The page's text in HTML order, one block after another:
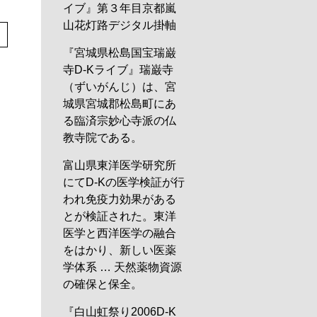
イブ』第３年目京都嵐
山花灯路デジタル掛軸
『宮城県松島国宝瑞巌
寺D-Kライブ』瑞巌寺
（ずいがんじ）は、宮
城県宮城郡松島町にあ
る臨済宗妙心寺派の仏
教寺院である。
富山県東洋医学研究所
にてD-Kの医学検証が行
われ免疫力効果がある
とが検証された。東洋
医学と西洋医学の融合
をはかり、新しい医薬
学体系 … 天然薬物資源
の確保と保全。
『白山虹祭り2006D-K